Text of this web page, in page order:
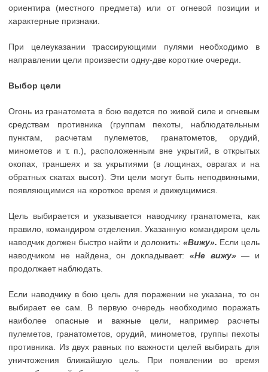
ориентира (местного предмета) или от огневой позиции и
характерные признаки.
При целеуказании трассирующими пулями необходимо в
направлении цели произвести одну-две короткие очереди.
Выбор цели
Огонь из гранатомета в бою ведется по живой силе и огневым
средствам противника (группам пехоты, наблюдательным
пунктам, расчетам пулеметов, гранатометов, орудий,
минометов и т. п.), расположенным вне укрытий, в открытых
окопах, траншеях и за укрытиями (в лощинах, оврагах и на
обратных скатах высот). Эти цели могут быть неподвижными,
появляющимися на короткое время и движущимися.
Цель выбирается и указывается наводчику гранатомета, как
правило, командиром отделения. Указанную командиром цель
наводчик должен быстро найти и доложить: «Вижу». Если цель
наводчиком не найдена, он докладывает: «Не вижу»— и
продолжает наблюдать.
Если наводчику в бою цель для поражении не указана, то он
выбирает ее сам. В первую очередь необходимо поражать
наиболее опасные и важные цели, например расчеты
пулеметов, гранатометов, орудий, минометов, группы пехоты
противника. Из двух равных по важности целей выбирать для
уничтожения ближайшую цель. При появлении во время